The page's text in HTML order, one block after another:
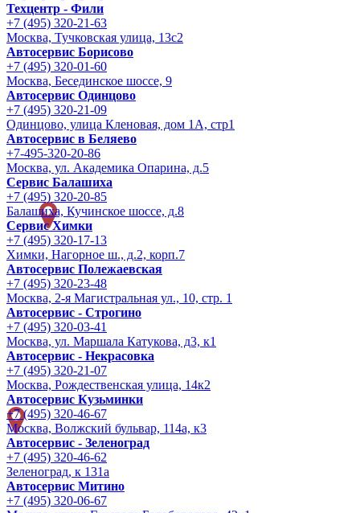
Техцентр - Фили
+7 (495) 320-21-63
Москва, Тучковская улица, 13с2
Автосервис Борисово
+7 (495) 320-01-60
Москва, Бесединское шоссе, 9
Автосервис Одинцово
+7 (495) 320-21-09
Одинцово, улица Кленовая, дом 1А, стр1
Автосервис в Беляево
+7-495-320-20-86
Москва, ул. Академика Опарина, д.5
Сервис Балашиха
+7 (495) 320-20-85
Балашиха, Кучинское шоссе, д.8
Сервис Химки
+7 (495) 320-17-13
Химки, Нагорное ш., д.2, корп.7
Автосервис Полежаевская
+7 (495) 320-23-48
Москва, 2-я Магистральная ул., 10, стр. 1
Автосервис - Строгино
+7 (495) 320-03-41
Москва, ул. Маршала Катукова, д3, к1
Автосервис - Некрасовка
+7 (495) 320-21-07
Москва, Рождественская улица, 14к2
Автосервис Кузьминки
+7 (495) 320-46-67
Москва, Волжский бульвар, 114а, к3
Автосервис - Зеленоград
+7 (495) 320-46-62
Зеленоград, к 131а
Автосервис Митино
+7 (495) 320-06-67